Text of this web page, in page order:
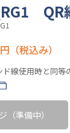
QR
円（税込み）
線使用時と同等
（準備中）